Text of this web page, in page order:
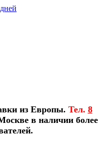
из Европы. Тел. 8
в наличии более